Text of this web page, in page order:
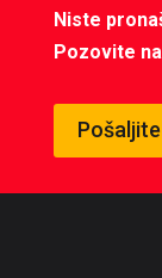
Niste
Pozovite